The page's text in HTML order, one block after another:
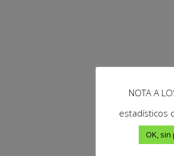
NOTA A
estadísticos
OK,